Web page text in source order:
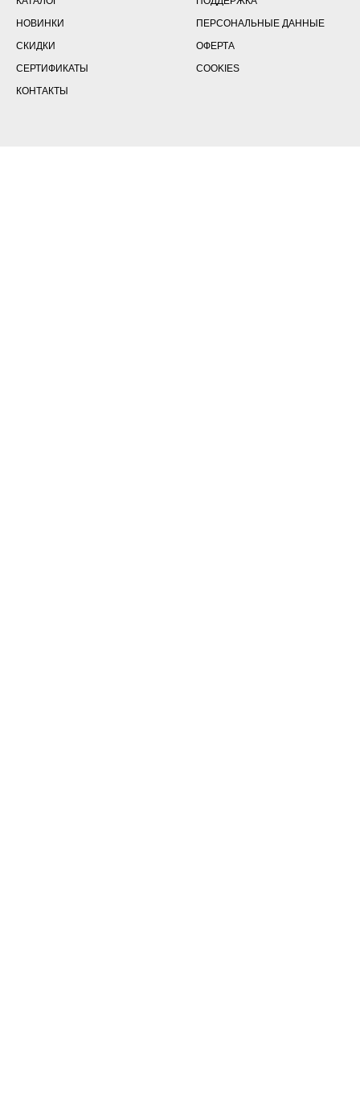
НОВИНКИ
СКИДКИ
СЕРТИФИКАТЫ
КОНТАКТЫ
ПЕРСОНАЛЬНЫЕ ДАННЫЕ
ОФЕРТА
COOKIES